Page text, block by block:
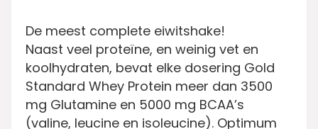
De meest complete eiwitshake!
Naast veel proteïne, en weinig vet en
koolhydraten, bevat elke dosering Gold
Standard Whey Protein meer dan 3500
mg Glutamine en 5000 mg BCAA’s
(valine, leucine en isoleucine). Optimum